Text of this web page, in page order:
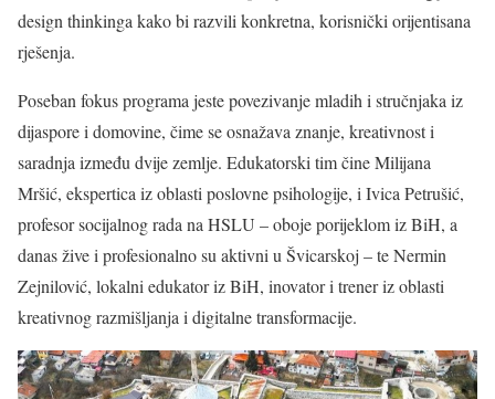
design thinkinga kako bi razvili konkretna, korisnički orijentisana
rješenja.
Poseban fokus programa jeste povezivanje mladih i stručnjaka iz
dijaspore i domovine, čime se osnažava znanje, kreativnost i
saradnja između dvije zemlje. Edukatorski tim čine Milijana
Mršić, ekspertica iz oblasti poslovne psihologije, i Ivica Petrušić,
profesor socijalnog rada na HSLU – oboje porijeklom iz BiH, a
danas žive i profesionalno su aktivni u Švicarskoj – te Nermin
Zejnilović, lokalni edukator iz BiH, inovator i trener iz oblasti
kreativnog razmišljanja i digitalne transformacije.